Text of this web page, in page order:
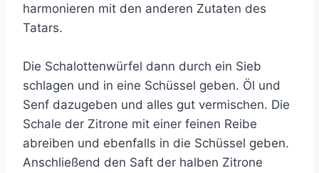
harmonieren mit den anderen Zutaten des
Tatars.
Die Schalottenwürfel dann durch ein Sieb
schlagen und in eine Schüssel geben. Öl und
Senf dazugeben und alles gut vermischen. Die
Schale der Zitrone mit einer feinen Reibe
abreiben und ebenfalls in die Schüssel geben.
Anschließend den Saft der halben Zitrone